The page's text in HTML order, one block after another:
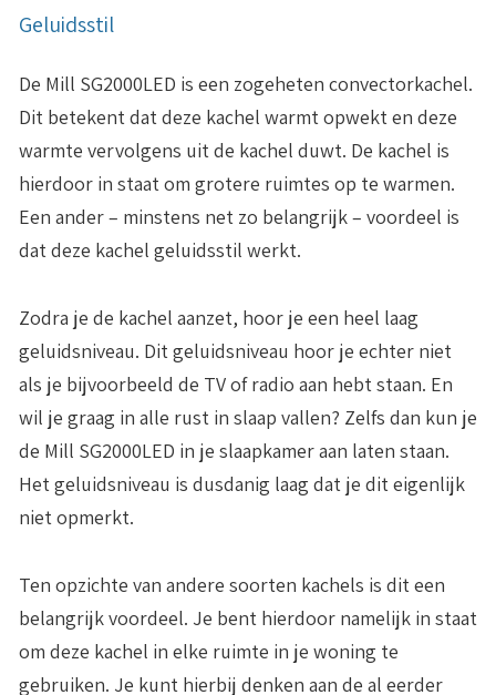
Geluidsstil
De Mill SG2000LED is een zogeheten convectorkachel.
Dit betekent dat deze kachel warmt opwekt en deze
warmte vervolgens uit de kachel duwt. De kachel is
hierdoor in staat om grotere ruimtes op te warmen.
Een ander – minstens net zo belangrijk – voordeel is
dat deze kachel geluidsstil werkt.
Zodra je de kachel aanzet, hoor je een heel laag
geluidsniveau. Dit geluidsniveau hoor je echter niet
als je bijvoorbeeld de TV of radio aan hebt staan. En
wil je graag in alle rust in slaap vallen? Zelfs dan kun je
de Mill SG2000LED in je slaapkamer aan laten staan.
Het geluidsniveau is dusdanig laag dat je dit eigenlijk
niet opmerkt.
Ten opzichte van andere soorten kachels is dit een
belangrijk voordeel. Je bent hierdoor namelijk in staat
om deze kachel in elke ruimte in je woning te
gebruiken. Je kunt hierbij denken aan de al eerder